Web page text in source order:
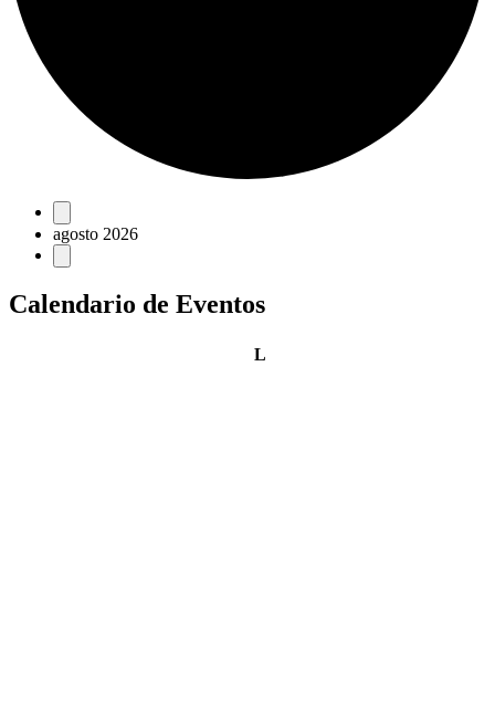
Eventos
agosto 2026
Calendario de Eventos
Llunes